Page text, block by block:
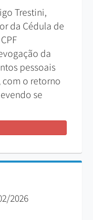
Trestini,
da Cédula de
da
pessoais
com o retorno
se
2026